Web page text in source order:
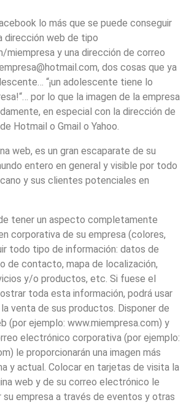
lo más que se puede conseguir
dirección web de tipo
miempresa y una dirección de correo
dos cosas que ya
“¡un adolescente tiene lo
por lo que la imagen de la empresa
en especial con la dirección de
Hotmail o Gmail o Yahoo.
web, es un gran escaparate de su
entero en general y visible por todo
y sus clientes potenciales en
tener un aspecto completamente
corporativa de su empresa (colores,
todo tipo de información: datos de
de contacto, mapa de localización,
y/o productos, etc. Si fuese el
toda esta información, podrá usar
venta de sus productos. Disponer de
(por ejemplo: www.miempresa.com) y
electrónico corporativa (por ejemplo:
le proporcionarán una imagen más
y actual. Colocar en tarjetas de visita la
web y de su correo electrónico le
su empresa a través de eventos y otras